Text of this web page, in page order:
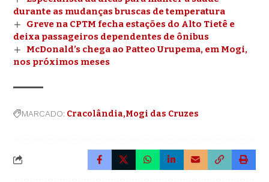
durante as mudanças bruscas de temperatura
Greve na CPTM fecha estações do Alto Tietê e
deixa passageiros dependentes de ônibus
McDonald’s chega ao Patteo Urupema, em Mogi,
nos próximos meses
MARCADO: Cracolândia Mogi das Cruzes